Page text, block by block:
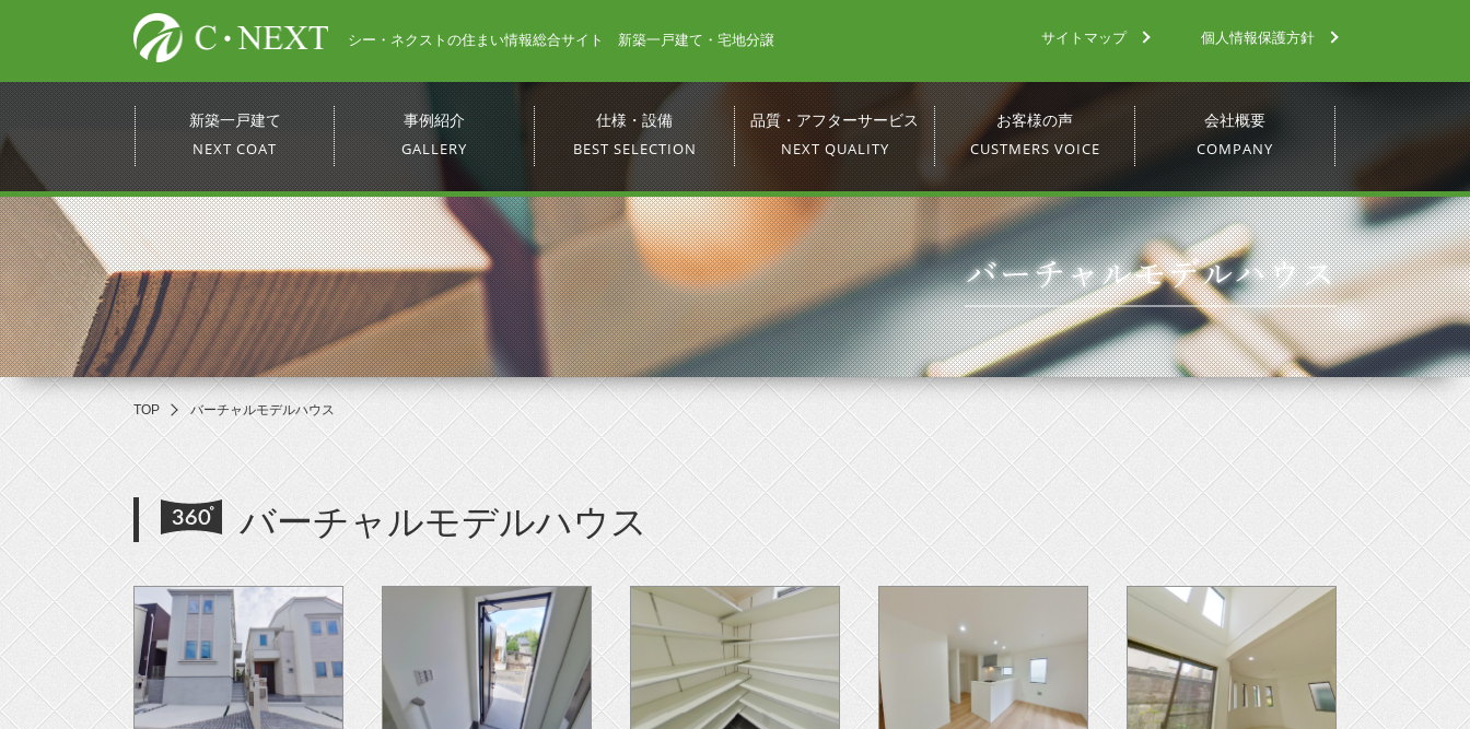
シー・ネクストの住まい情報総合サイト 新築一戸建て・宅地分譲 サイトマップ 個人情報保護方針
新築一戸建て
NEXT COAT
事例紹介
GALLERY
仕様・設備
BEST SELECTION
品質・アフターサービス
NEXT QUALITY
お客様の声
CUSTMERS VOICE
会社概要
COMPANY
TOP バーチャルモデルハウス
バーチャルモデルハウス